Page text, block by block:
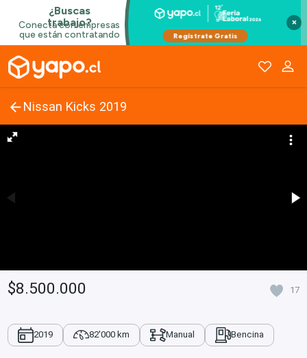
×
Nissan Kicks 2019
$8.500.000 17
2019 82'000 km Manual Bencina